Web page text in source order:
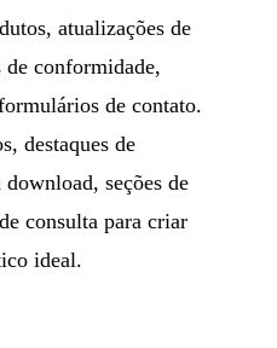
atualizações de
de conformidade,
de contato.
destaques de
download, seções de
consulta para criar
ideal.